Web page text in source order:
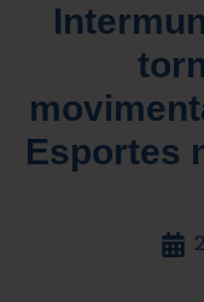
Esportes